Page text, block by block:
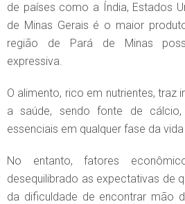
de países como a Índia, Estados
de Minas Gerais é o maior
região de Pará de Minas
expressiva.
O alimento, rico em nutrientes, traz
a saúde, sendo fonte de cálcio,
essenciais em qualquer fase da
No entanto, fatores
desequilibrado as expectativas de
da dificuldade de encontrar mão